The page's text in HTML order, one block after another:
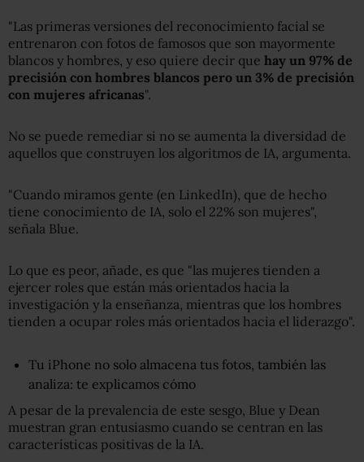
"Las primeras versiones del reconocimiento facial se
entrenaron con fotos de famosos que son mayormente
blancos y hombres, y eso quiere decir que hay un 97% de
precisión con hombres blancos pero un 3% de precisión
con mujeres africanas".
No se puede remediar si no se aumenta la diversidad de
aquellos que construyen los algoritmos de IA, argumenta.
"Cuando miramos gente (en LinkedIn), que de hecho
tiene conocimiento de IA, solo el 22% son mujeres",
señala Blue.
Lo que es peor, añade, es que "las mujeres tienden a
ejercer roles que están más orientados hacia la
investigación y la enseñanza, mientras que los hombres
tienden a ocupar roles más orientados hacia el liderazgo".
Tu iPhone no solo almacena tus fotos, también las
analiza: te explicamos cómo
A pesar de la prevalencia de este sesgo, Blue y Dean
muestran gran entusiasmo cuando se centran en las
características positivas de la IA.